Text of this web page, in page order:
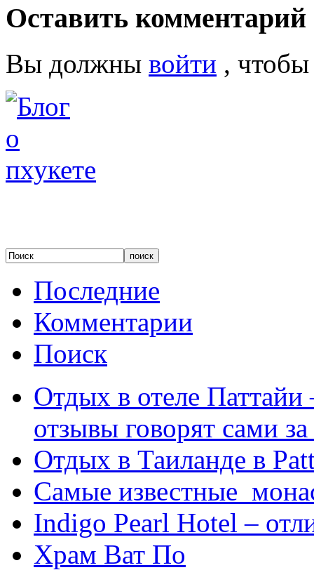
Оставить комментарий
Вы должны войти ,
Последние
Комментарии
Поиск
Отдых в отеле
отзывы говорят сами за
Отдых в Таиланде в
Самые известные
Indigo Pearl Hotel –
Храм Ват По